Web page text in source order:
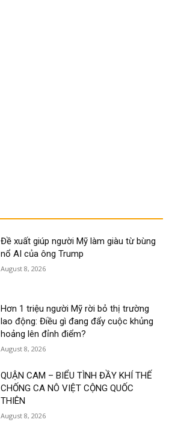
Đề xuất giúp người Mỹ làm giàu từ bùng
nổ AI của ông Trump
August 8, 2026
Hơn 1 triệu người Mỹ rời bỏ thị trường
lao động: Điều gì đang đẩy cuộc khủng
hoảng lên đỉnh điểm?
August 8, 2026
QUẬN CAM – BIỂU TÌNH ĐẦY KHÍ THẾ
CHỐNG CA NÔ VIỆT CỘNG QUỐC
THIÊN
August 8, 2026